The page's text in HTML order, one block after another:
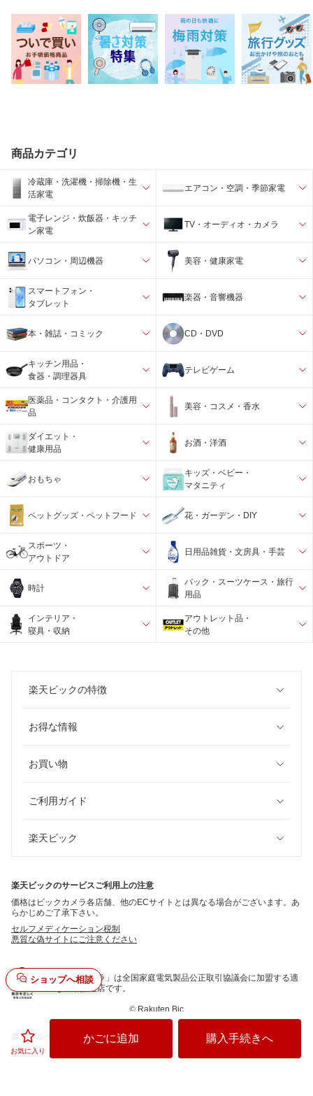
お気に入り
かごに追加 購入手続きへ
ショップへ相談
商品カテゴリ
冷蔵庫・洗濯機・掃除機・生
活家電
エアコン・空調・季節家電
電子レンジ・炊飯器・キッチ
ン家電
TV・オーディオ・カメラ
パソコン・周辺機器 美容・健康家電
スマートフォン・
タブレット
楽器・音響機器
本・雑誌・コミック CD・DVD
キッチン用品・
食器・調理器具
テレビゲーム
医薬品・コンタクト・介護用
品
美容・コスメ・香水
ダイエット・
健康用品
お酒・洋酒
おもちゃ
キッズ・ベビー・
マタニティ
ペットグッズ・ペットフード 花・ガーデン・DIY
スポーツ・
アウトドア
日用品雑貨・文房具・手芸
時計
バック・スーツケース・旅行
用品
インテリア・
寝具・収納
アウトレット品・
その他
楽天ビックの特徴
お得な情報
お買い物
ご利用ガイド
楽天ビック
楽天ビックのサービスご利用上の注意
価格はビックカメラ各店舗、他のECサイトとは異なる場合がございます。あ
らかじめご了承下さい。
セルフメディケーション税制
悪質な偽サイトにご注意ください
「ビックカメラ」は全国家庭電気製品公正取引協議会に加盟する適
正な表示推進店です。
© Rakuten Bic
楽天グループ
サービス一覧